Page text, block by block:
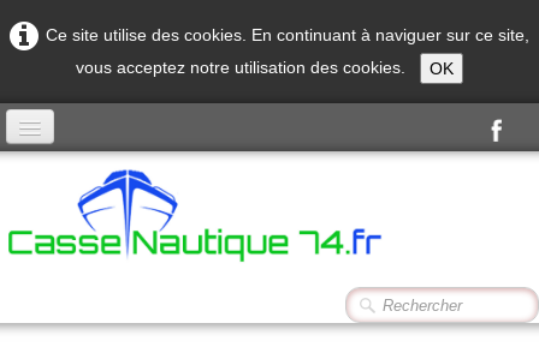
Ce site utilise des cookies. En continuant à naviguer sur ce site,
vous acceptez notre utilisation des cookies.
OK
Produits